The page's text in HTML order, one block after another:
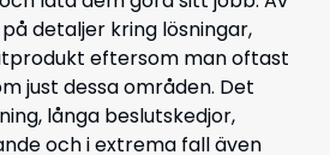
detaljer kring lösningar,
eftersom man oftast
just dessa områden. Det
långa beslutskedjor,
och i extrema fall även